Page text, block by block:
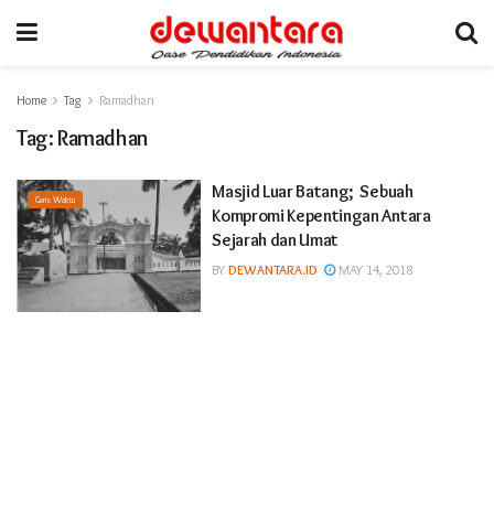
Home Tag Ramadhan
Tag:Ramadhan
Garis Waktu
Masjid Luar Batang; Sebuah
Kompromi Kepentingan Antara
Sejarah dan Umat
BY DEWANTARA.ID MAY 14, 2018